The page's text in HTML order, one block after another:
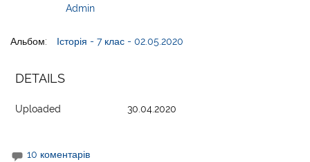
Admin
Альбом: Історія - 7 клас - 02.05.2020
DETAILS
Uploaded 30.04.2020
10 коментарів